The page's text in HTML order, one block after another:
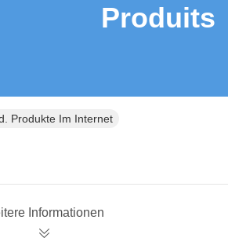
Produits
Produkte Im Internet
Informationen